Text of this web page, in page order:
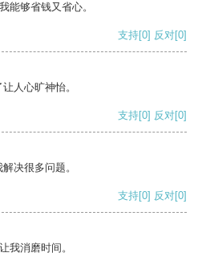
能够省钱又省心。
支持[0] 反对[0]
人心旷神怡。
支持[0] 反对[0]
决很多问题。
支持[0] 反对[0]
我消磨时间。